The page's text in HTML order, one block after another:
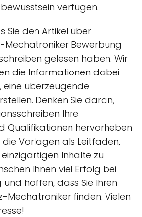
verfügen.
Sie den Artikel über
Mechatroniker Bewerbung
gelesen haben. Wir
die Informationen dabei
überzeugende
Denken Sie daran,
Ihre
Qualifikationen hervorheben
die Vorlagen als Leitfaden,
Inhalte zu
Ihnen viel Erfolg bei
hoffen, dass Sie Ihren
Mechatroniker finden. Vielen